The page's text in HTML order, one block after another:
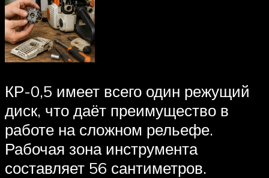
КР-0,5 имеет всего один режущий
диск, что даёт преимущество в
работе на сложном рельефе.
Рабочая зона инструмента
составляет 56 сантиметров.